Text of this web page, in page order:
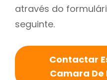
através do
seguinte.
Contactar
Camara